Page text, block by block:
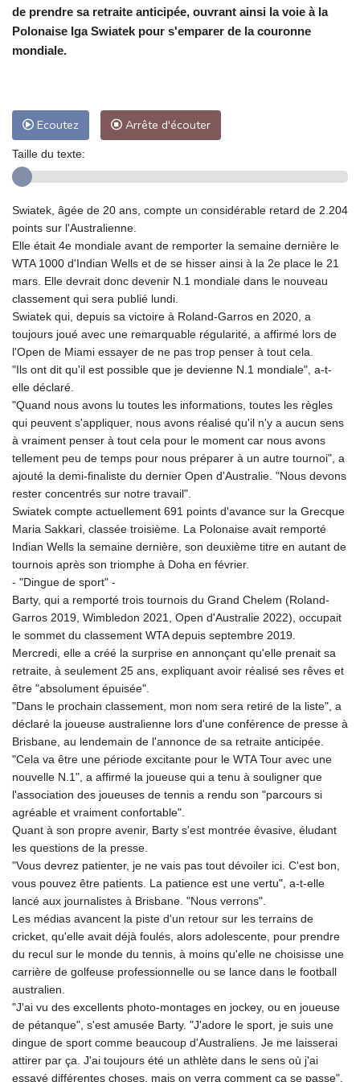
de prendre sa retraite anticipée, ouvrant ainsi la voie à la
Polonaise Iga Swiatek pour s'emparer de la couronne
mondiale.
Ecoutez Arrête d'écouter
Taille du texte:
Swiatek, âgée de 20 ans, compte un considérable retard de 2.204
points sur l'Australienne.
Elle était 4e mondiale avant de remporter la semaine dernière le
WTA 1000 d'Indian Wells et de se hisser ainsi à la 2e place le 21
mars. Elle devrait donc devenir N.1 mondiale dans le nouveau
classement qui sera publié lundi.
Swiatek qui, depuis sa victoire à Roland-Garros en 2020, a
toujours joué avec une remarquable régularité, a affirmé lors de
l'Open de Miami essayer de ne pas trop penser à tout cela.
"Ils ont dit qu'il est possible que je devienne N.1 mondiale", a-t-
elle déclaré.
"Quand nous avons lu toutes les informations, toutes les règles
qui peuvent s'appliquer, nous avons réalisé qu'il n'y a aucun sens
à vraiment penser à tout cela pour le moment car nous avons
tellement peu de temps pour nous préparer à un autre tournoi", a
ajouté la demi-finaliste du dernier Open d'Australie. "Nous devons
rester concentrés sur notre travail".
Swiatek compte actuellement 691 points d'avance sur la Grecque
Maria Sakkari, classée troisième. La Polonaise avait remporté
Indian Wells la semaine dernière, son deuxième titre en autant de
tournois après son triomphe à Doha en février.
- "Dingue de sport" -
Barty, qui a remporté trois tournois du Grand Chelem (Roland-
Garros 2019, Wimbledon 2021, Open d'Australie 2022), occupait
le sommet du classement WTA depuis septembre 2019.
Mercredi, elle a créé la surprise en annonçant qu'elle prenait sa
retraite, à seulement 25 ans, expliquant avoir réalisé ses rêves et
être "absolument épuisée".
"Dans le prochain classement, mon nom sera retiré de la liste", a
déclaré la joueuse australienne lors d'une conférence de presse à
Brisbane, au lendemain de l'annonce de sa retraite anticipée.
"Cela va être une période excitante pour le WTA Tour avec une
nouvelle N.1", a affirmé la joueuse qui a tenu à souligner que
l'association des joueuses de tennis a rendu son "parcours si
agréable et vraiment confortable".
Quant à son propre avenir, Barty s'est montrée évasive, éludant
les questions de la presse.
"Vous devrez patienter, je ne vais pas tout dévoiler ici. C'est bon,
vous pouvez être patients. La patience est une vertu", a-t-elle
lancé aux journalistes à Brisbane. "Nous verrons".
Les médias avancent la piste d'un retour sur les terrains de
cricket, qu'elle avait déjà foulés, alors adolescente, pour prendre
du recul sur le monde du tennis, à moins qu'elle ne choisisse une
carrière de golfeuse professionnelle ou se lance dans le football
australien.
"J'ai vu des excellents photo-montages en jockey, ou en joueuse
de pétanque", s'est amusée Barty. "J'adore le sport, je suis une
dingue de sport comme beaucoup d'Australiens. Je me laisserai
attirer par ça. J'ai toujours été un athlète dans le sens où j'ai
essayé différentes choses, mais on verra comment ça se passe".